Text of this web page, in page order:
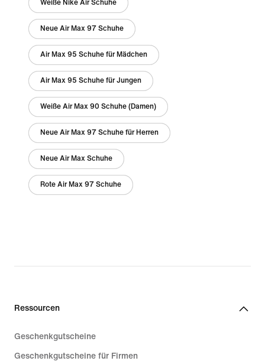
Weiße Nike Air Schuhe
Neue Air Max 97 Schuhe
Air Max 95 Schuhe für Mädchen
Air Max 95 Schuhe für Jungen
Weiße Air Max 90 Schuhe (Damen)
Neue Air Max 97 Schuhe für Herren
Neue Air Max Schuhe
Rote Air Max 97 Schuhe
Ressourcen
Geschenkgutscheine
Geschenkgutscheine für Firmen